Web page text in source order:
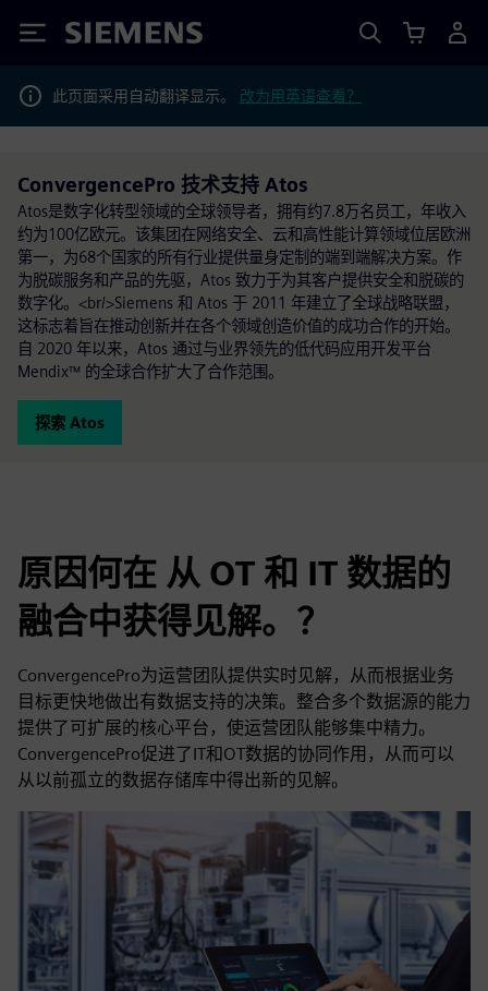
Siemens
此页面采用自动翻译显示。 改为用英语查看？
ConvergencePro 技术支持 Atos
Atos是数字化转型领域的全球领导者，拥有约7.8万名员工，年收入
约为100亿欧元。该集团在网络安全、云和高性能计算领域位居欧洲
第一，为68个国家的所有行业提供量身定制的端到端解决方案。作
为脱碳服务和产品的先驱，Atos 致力于为其客户提供安全和脱碳的
数字化。<br/>Siemens 和 Atos 于 2011 年建立了全球战略联盟，
这标志着旨在推动创新并在各个领域创造价值的成功合作的开始。
自 2020 年以来，Atos 通过与业界领先的低代码应用开发平台
Mendix™ 的全球合作扩大了合作范围。
探索 Atos
原因何在 从 OT 和 IT 数据的
融合中获得见解。？
ConvergencePro为运营团队提供实时见解，从而根据业务
目标更快地做出有数据支持的决策。整合多个数据源的能力
提供了可扩展的核心平台，使运营团队能够集中精力。
ConvergencePro促进了IT和OT数据的协同作用，从而可以
从以前孤立的数据存储库中得出新的见解。